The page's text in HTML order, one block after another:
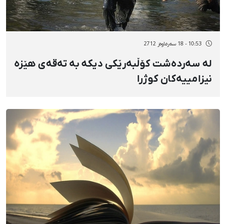
10:53 - 18 سەرماوەز 2712
لە سەردەشت كۆڵبەرێكی دیكە بە تەقەی هێزە
نیزامییەكان كوژرا